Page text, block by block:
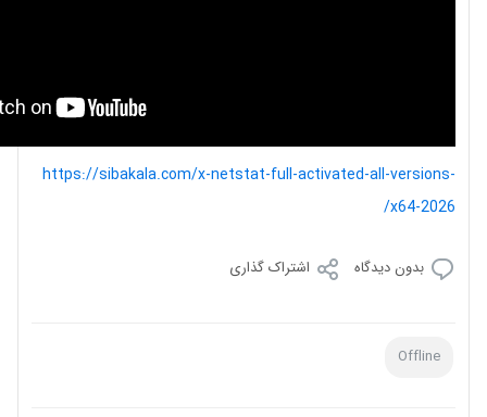
https://sibakala.com/x-netstat-full-activated-all-versions-
x64-2026/
بدون دیدگاه اشتراک گذاری
Offline